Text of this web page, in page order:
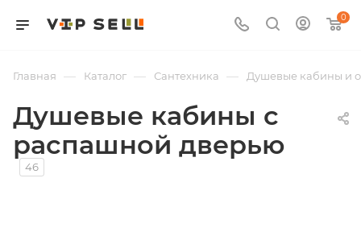
0
Главная — Каталог — Сантехника — Душевые кабины и
Душевые кабины с
распашной дверью
46